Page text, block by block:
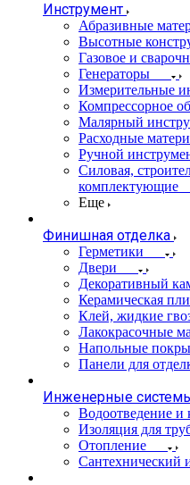
Инструмент
Абразивные
Высотные
Газовое и
Генераторы
Измерительные
Компрессорное
Малярный
Расходные
Ручной
Силовая,
комплектующие
Еще
Финишная отделка
Герметики
Двери
Декоративный
Керамическая
Клей, жидкие
Лакокрасочные
Напольные
Панели для
Инженерные
Водоотведение и
Изоляция для
Отопление
Сантехнический